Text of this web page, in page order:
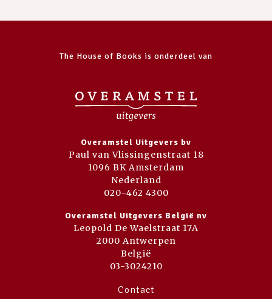
The House of Books is onderdeel van
Overamstel Uitgevers bv
Paul van Vlissingenstraat 18
1096 BK Amsterdam
Nederland
020-462 4300
Overamstel Uitgevers België nv
Leopold De Waelstraat 17A
2000 Antwerpen
België
03-3024210
Contact